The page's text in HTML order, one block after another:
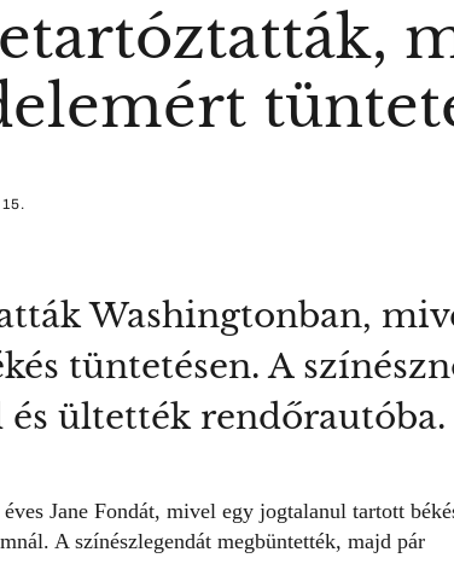
Washingtonban,
tüntetésen. A
ültették rendőrautóba.
Jane Fondát, mivel egy jogtalanul tartott
A színészlegendát megbüntették, majd pár